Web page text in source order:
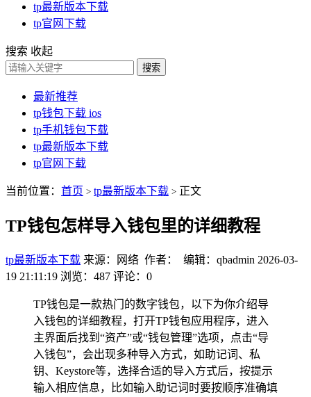
tp最新版本下载
tp官网下载
搜索 收起
搜索
最新推荐
tp钱包下载 ios
tp手机钱包下载
tp最新版本下载
tp官网下载
当前位置： 首页 > tp最新版本下载 > 正文
TP钱包怎样导入钱包里的详细教程
tp最新版本下载 来源：网络 作者： 编辑：qbadmin 2026-03-
19 21:11:19 浏览：487 评论：0
TP钱包是一款热门的数字钱包，以下为你介绍导
入钱包的详细教程，打开TP钱包应用程序，进入
主界面后找到“资产”或“钱包管理”选项，点击“导
入钱包”，会出现多种导入方式，如助记词、私
钥、Keystore等，选择合适的导入方式后，按提示
输入相应信息，比如输入助记词时要按顺序准确填